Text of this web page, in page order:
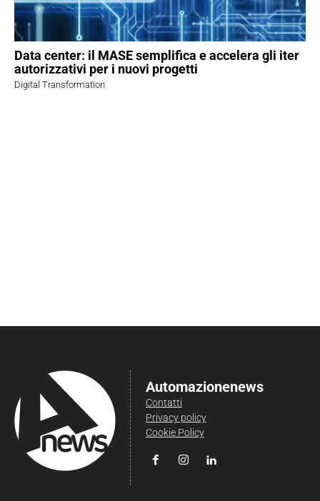
Data center: il MASE semplifica e accelera gli iter
autorizzativi per i nuovi progetti
Digital Transformation
Automazionenews
Contatti
Privacy policy
Cookie Policy